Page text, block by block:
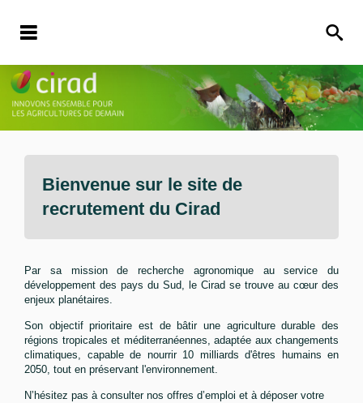
Bienvenue sur le site de
recrutement du Cirad
Par sa mission de recherche agronomique au service du
développement des pays du Sud, le Cirad se trouve au cœur des
enjeux planétaires.
Son objectif prioritaire est de bâtir une agriculture durable des
régions tropicales et méditerranéennes, adaptée aux changements
climatiques, capable de nourrir 10 milliards d'êtres humains en
2050, tout en préservant l'environnement.
N’hésitez pas à consulter nos offres d’emploi et à déposer votre